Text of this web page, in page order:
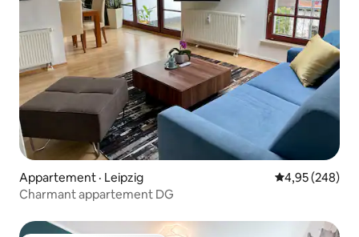
Appartement · Leipzig Note
4,95 (248)
Charmant appartement DG